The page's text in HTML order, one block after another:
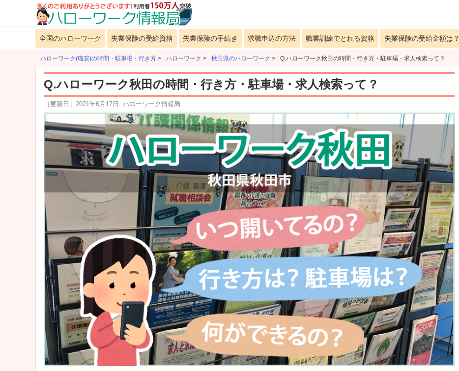
全国のハローワーク 失業保険の受給資格 失業保険の手続き 求職申込の方法 職業訓練でとれる資格 失業保険の受給金額は？
ハローワーク(職安)の時間・駐車場・行き方 > ハローワーク > 秋田県のハローワーク > Q.ハローワーク秋田の時間・行き方・駐車場・求人検索って？
Q.ハローワーク秋田の時間・行き方・駐車場・求人検索って？
［更新日］ 2021年6月17日 ハローワーク情報局